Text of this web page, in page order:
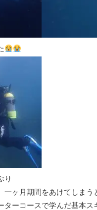
り
一ヶ月期間をあけてしまう
ターコースで学んだ基本